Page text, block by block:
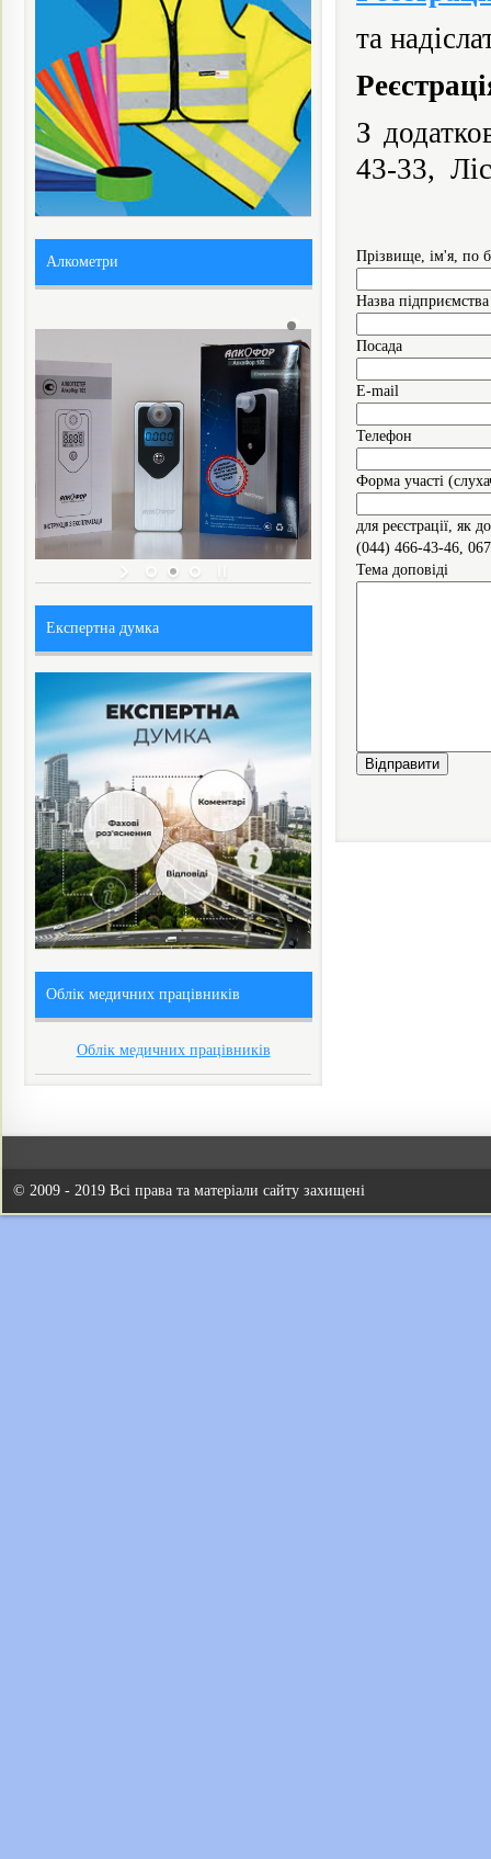
та
З
43-33,
Прізвище, ім'я, по
Назва підприємства
Посада
E-mail
Телефон
Форма участі
для реєстрації, як
(044) 466-43-46,
Тема доповіді
Алкометри
Експертна думка
Облік медичних працівників
Облік медичних працівників
© 2009 - 2019 Всі права та матеріали сайту захищені